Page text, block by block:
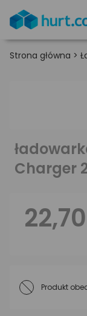
Strona główna >
Charger
Produkt